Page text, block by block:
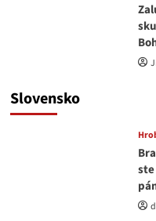
Slovensko